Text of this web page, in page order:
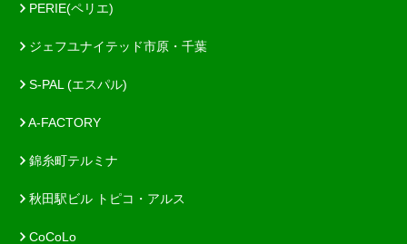
PERIE(ペリエ)
ジェフユナイテッド市原・千葉
S-PAL (エスパル)
A-FACTORY
錦糸町テルミナ
秋田駅ビル トピコ・アルス
CoCoLo